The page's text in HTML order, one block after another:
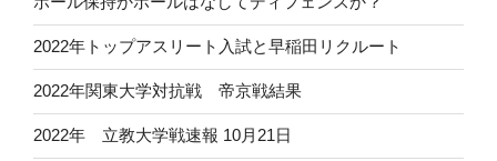
2022年トップアスリート入試と早稲田リクルート
2022年関東大学対抗戦 帝京戦結果
2022年 立教大学戦速報 10月21日